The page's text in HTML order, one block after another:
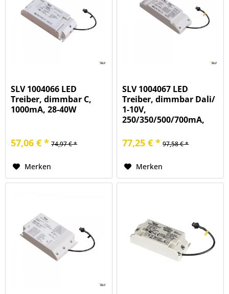
SLV 1004066 LED
Treiber, dimmbar C,
1000mA, 28-40W
57,06 € * 74,97 € *
Merken
SLV 1004067 LED
Treiber, dimmbar Dali/
1-10V,
250/350/500/700mA,
77,25 € * 97,58 € *
Merken